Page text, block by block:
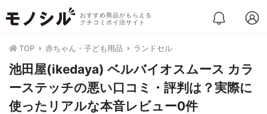
おすすめ商品がもらえる
クチコミポイ活サイト
TOP 赤ちゃん・子ども用品 ランドセル
池田屋(ikedaya) ベルバイオスムース カラ
ーステッチの悪い口コミ・評判は？実際に
使ったリアルな本音レビュー0件